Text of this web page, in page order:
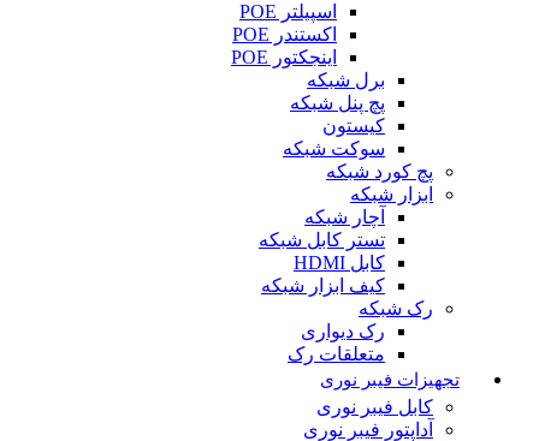
اسپیلتر POE
اکستندر POE
اینجکتور POE
برل شبکه
پچ پنل شبکه
کیستون
سوکت شبکه
پچ کورد شبکه
ابزار شبکه
آچار شبکه
تستر کابل شبکه
کابل HDMI
کیف ابزار شبکه
رک شبکه
رک دیواری
متعلقات رک
تجهیزات فیبر نوری
کابل فیبر نوری
آداپتور فیبر نوری